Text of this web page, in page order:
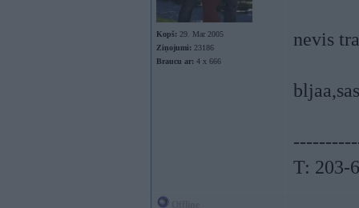
Kopš: 29. Mar 2005
Ziņojumi: 23186
Braucu ar: 4 x 666
nevis
T: 203-